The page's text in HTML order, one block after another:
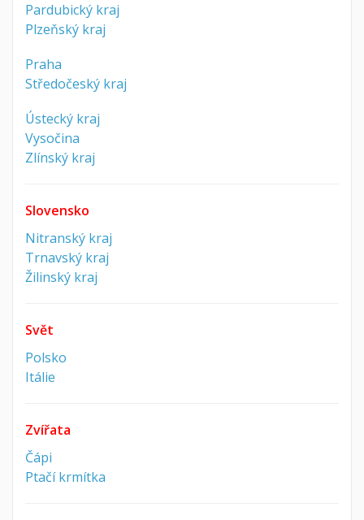
Pardubický kraj
Plzeňský kraj
Praha
Středočeský kraj
Ústecký kraj
Vysočina
Zlínský kraj
Slovensko
Nitranský kraj
Trnavský kraj
Žilinský kraj
Svět
Polsko
Itálie
Zvířata
Čápi
Ptačí krmítka